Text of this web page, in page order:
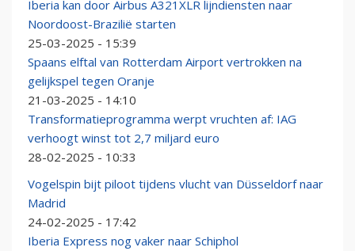
Iberia kan door Airbus A321XLR lijndiensten naar
Noordoost-Brazilië starten
25-03-2025 - 15:39
Spaans elftal van Rotterdam Airport vertrokken na
gelijkspel tegen Oranje
21-03-2025 - 14:10
Transformatieprogramma werpt vruchten af: IAG
verhoogt winst tot 2,7 miljard euro
28-02-2025 - 10:33
Vogelspin bijt piloot tijdens vlucht van Düsseldorf naar
Madrid
24-02-2025 - 17:42
Iberia Express nog vaker naar Schiphol